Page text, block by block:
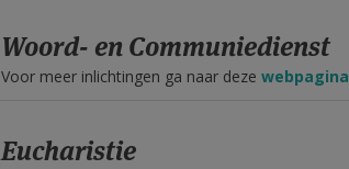
Woord- en Communiedienst
Voor meer inlichtingen ga naar dezewebpagina
Eucharistie